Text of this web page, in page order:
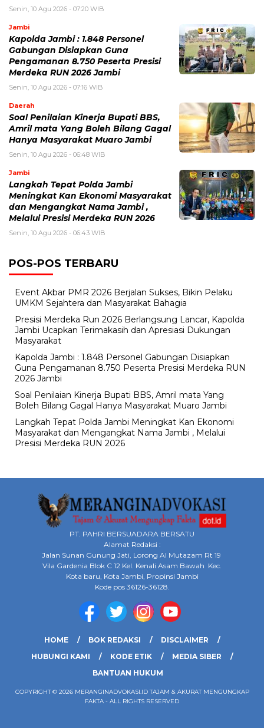
Senin, 10 Agu 2026 - 07:20 WIB
Jambi
Kapolda Jambi : 1.848 Personel
Gabungan Disiapkan Guna
Pengamanan 8.750 Peserta Presisi
Merdeka RUN 2026 Jambi
Senin, 10 Agu 2026 - 07:16 WIB
Daerah
Soal Penilaian Kinerja Bupati BBS,
Amril mata Yang Boleh Bilang Gagal
Hanya Masyarakat Muaro Jambi
Senin, 10 Agu 2026 - 06:48 WIB
Jambi
Langkah Tepat Polda Jambi
Meningkat Kan Ekonomi Masyarakat
dan Mengangkat Nama Jambi ,
Melalui Presisi Merdeka RUN 2026
Senin, 10 Agu 2026 - 06:43 WIB
POS-POS TERBARU
Event Akbar PMR 2026 Berjalan Sukses, Bikin Pelaku
UMKM Sejahtera dan Masyarakat Bahagia
Presisi Merdeka Run 2026 Berlangsung Lancar, Kapolda
Jambi Ucapkan Terimakasih dan Apresiasi Dukungan
Masyarakat
Kapolda Jambi : 1.848 Personel Gabungan Disiapkan
Guna Pengamanan 8.750 Peserta Presisi Merdeka RUN
2026 Jambi
Soal Penilaian Kinerja Bupati BBS, Amril mata Yang
Boleh Bilang Gagal Hanya Masyarakat Muaro Jambi
Langkah Tepat Polda Jambi Meningkat Kan Ekonomi
Masyarakat dan Mengangkat Nama Jambi , Melalui
Presisi Merdeka RUN 2026
PT. PAHRI BERSUADARA BERSATU
Alamat Redaksi :
Jalan Sunan Gunung Jati, Lorong Al Mutazam Rt 19
Vila Gardenia Blok C 12 Kel. Kenali Asam Bawah Kec.
Kota baru, Kota Jambi, Propinsi Jambi
Kode pos 36126-36128.
HOME BOK REDAKSI
DISCLAIMER
HUBUNGI KAMI
KODE ETIK
MEDIA SIBER
BANTUAN HUKUM
COPYRIGHT © 2026 MERANGINADVOKASI.ID TAJAM & AKURAT MENGUNGKAP
FAKTA - ALL RIGHTS RESERVED